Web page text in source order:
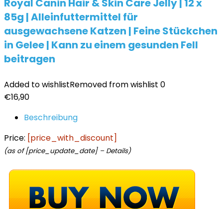
Royal Canin Hair & Skin Care Jelly | 12 x
85g | Alleinfuttermittel für
ausgewachsene Katzen | Feine Stückchen
in Gelee | Kann zu einem gesunden Fell
beitragen
Added to wishlistRemoved from wishlist 0
€16,90
Beschreibung
Price: [price_with_discount]
(as of [price_update_date] – Details)